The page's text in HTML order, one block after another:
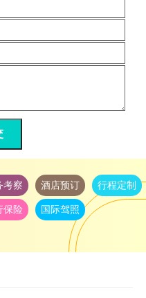
考察 酒店预订 行程定制
保险 国际驾照